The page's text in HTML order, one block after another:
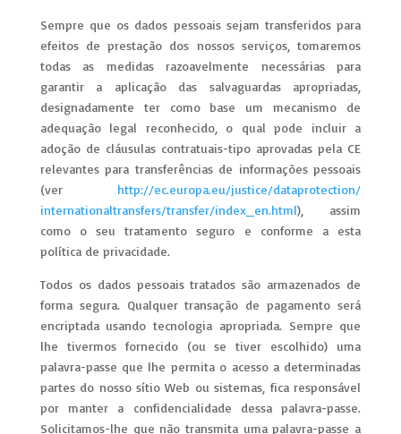
Sempre que os dados pessoais sejam transferidos para
efeitos de prestação dos nossos serviços, tomaremos
todas as medidas razoavelmente necessárias para
garantir a aplicação das salvaguardas apropriadas,
designadamente ter como base um mecanismo de
adequação legal reconhecido, o qual pode incluir a
adoção de cláusulas contratuais-tipo aprovadas pela CE
relevantes para transferências de informações pessoais
(ver http://ec.europa.eu/justice/dataprotection/
internationaltransfers/transfer/index_en.html), assim
como o seu tratamento seguro e conforme a esta
política de privacidade.
Todos os dados pessoais tratados são armazenados de
forma segura. Qualquer transação de pagamento será
encriptada usando tecnologia apropriada. Sempre que
lhe tivermos fornecido (ou se tiver escolhido) uma
palavra-passe que lhe permita o acesso a determinadas
partes do nosso sítio Web ou sistemas, fica responsável
por manter a confidencialidade dessa palavra-passe.
Solicitamos-lhe que não transmita uma palavra-passe a